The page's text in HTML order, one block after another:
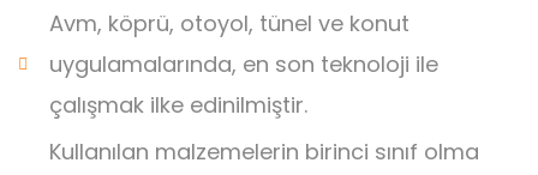
Avm, köprü, otoyol, tünel ve konut
uygulamalarında, en son teknoloji ile
çalışmak ilke edinilmiştir.
Kullanılan malzemelerin birinci sınıf olma